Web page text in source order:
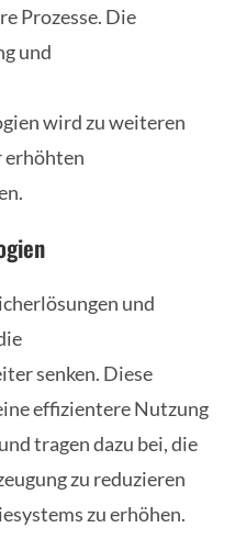
Prozesse. Die
und
wird zu weiteren
erhöhten
und
senken. Diese
effizientere Nutzung
tragen dazu bei, die
zu reduzieren
zu erhöhen.